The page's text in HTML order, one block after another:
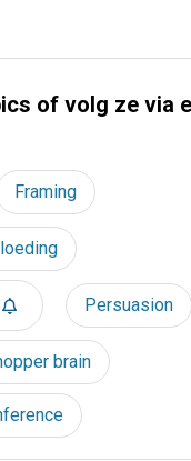
of volg ze via
Framing
Persuasion
brain